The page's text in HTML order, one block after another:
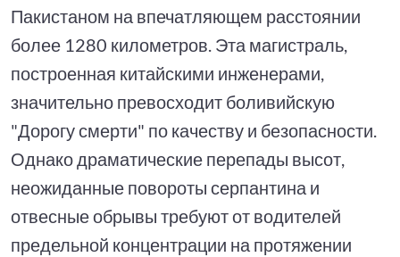
Пакистаном на впечатляющем расстоянии
более 1280 километров. Эта магистраль,
построенная китайскими инженерами,
значительно превосходит боливийскую
"Дорогу смерти" по качеству и безопасности.
Однако драматические перепады высот,
неожиданные повороты серпантина и
отвесные обрывы требуют от водителей
предельной концентрации на протяжении